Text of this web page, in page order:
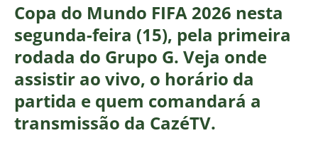
Copa do Mundo FIFA 2026 nesta
segunda-feira (15), pela primeira
rodada do Grupo G. Veja onde
assistir ao vivo, o horário da
partida e quem comandará a
transmissão da CazéTV.